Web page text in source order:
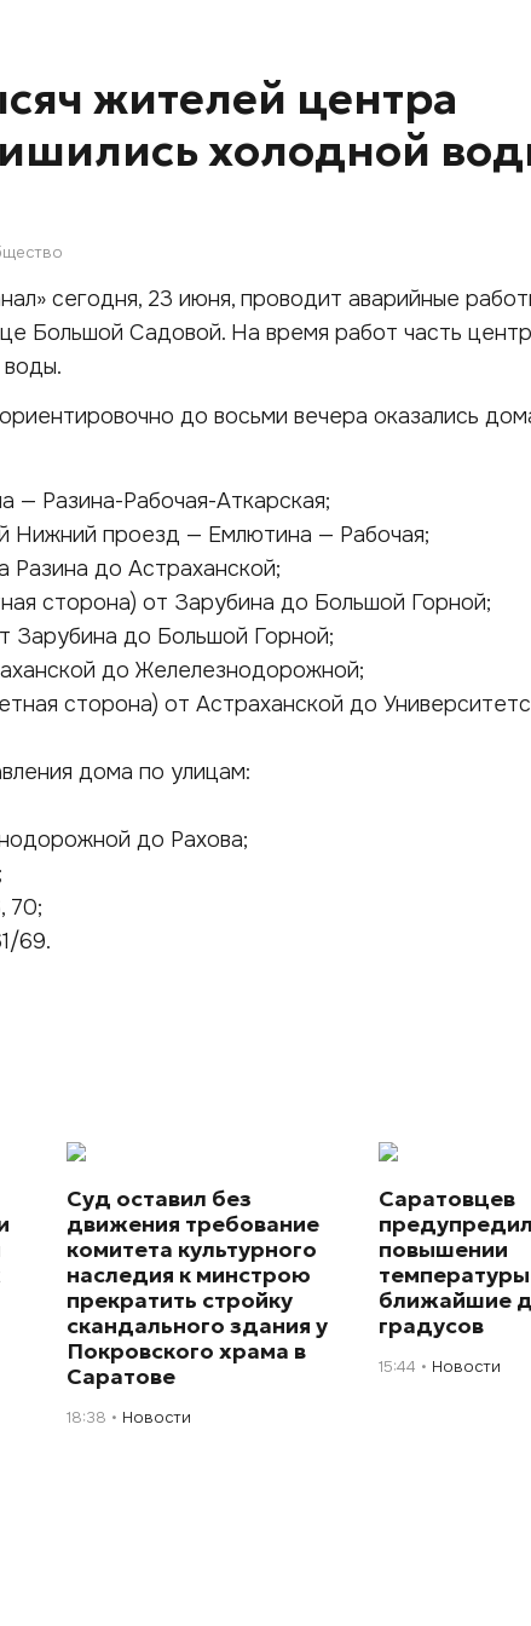
жителей центра
холодной
сегодня, 23 июня, проводит аварийные
Большой Садовой. На время работ часть
до восьми вечера оказались
— Разина-Рабочая-Аткарская;
Нижний проезд — Емлютина — Рабочая;
Разина до Астраханской;
сторона) от Зарубина до Большой Горной;
Зарубина до Большой Горной;
до Желелезнодорожной;
сторона) от Астраханской до
дома по улицам:
до Рахова;
70;
69.
Суд оставил без
движения требование
комитета культурного
наследия к минстрою
прекратить стройку
скандального здания у
Покровского храма в
Саратове
18:38 Новости
Саратовцев
повышении
ближайшие
градусов
15:44 Новости